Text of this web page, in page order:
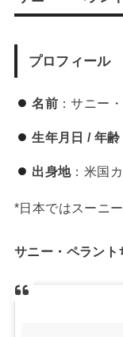
プロフィール
名前：サニー
生年月日 / 年齢
出身地：米国
*日本ではスーニ
サニー・ペラント